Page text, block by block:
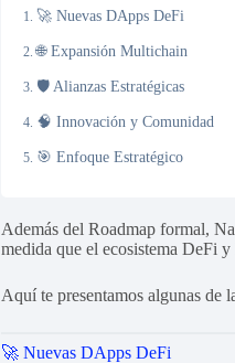
🚀 Nuevas DApps DeFi
🌐 Expansión Multichain
🛡️ Alianzas Estratégicas
🧠 Innovación y Comunidad
🎯 Enfoque Estratégico
Además del Roadmap formal,
medida que el ecosistema DeFi
Aquí te presentamos algunas de
🚀 Nuevas DApps DeFi